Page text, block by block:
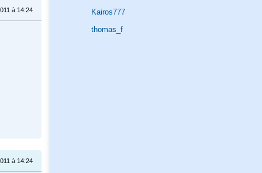
Kairos777
thomas_f
à 14:24
à 14:24